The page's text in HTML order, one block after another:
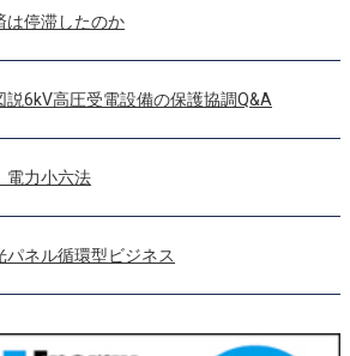
は停滞したのか
6kV高圧受電設備の保護協調Q&A
力小六法
ネル循環型ビジネス